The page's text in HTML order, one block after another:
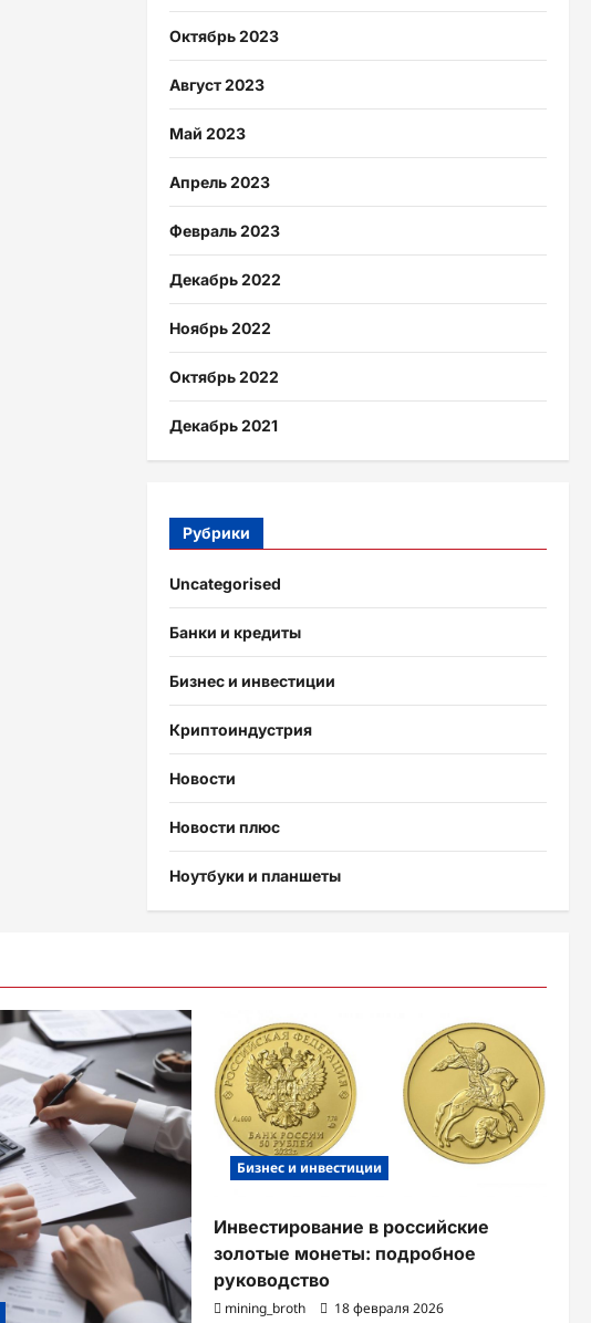
Октябрь 2023
Август 2023
Май 2023
Апрель 2023
Февраль 2023
Декабрь 2022
Ноябрь 2022
Октябрь 2022
Декабрь 2021
Рубрики
Uncategorised
Банки и кредиты
Бизнес и инвестиции
Криптоиндустрия
Новости
Новости плюс
Ноутбуки и планшеты
Бизнес и инвестиции
Инвестирование в российские
золотые монеты: подробное
руководство
mining_broth 18 февраля 2026